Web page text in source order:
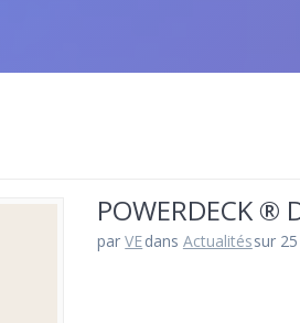
POWERDECK ®
parVEdans Actualitéssur